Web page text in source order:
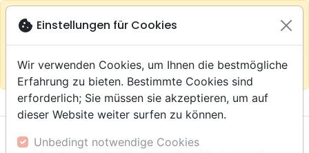
Auf der Webseite Europa bleiben close
warningGemäß
Ihrem
Einkauf im ShopDas Haus der Bibel Schweiz
menu shopping_cart
cookie Einstellungen für Cookies
Wir verwenden Cookies, um Ihnen die bestmögliche
Erfahrung zu bieten. Bestimmte Cookies sind
erforderlich; Sie müssen sie akzeptieren, um auf
dieser Website weiter surfen zu können.
Unbedingt notwendige Cookies